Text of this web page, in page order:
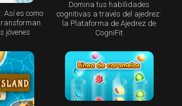
Así es como
jóvenes
Domina tus habilidades
cognitivas a través del ajedrez:
la Plataforma de Ajedrez de
CogniFit